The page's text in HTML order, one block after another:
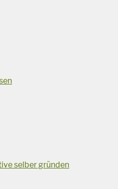
selber gründen